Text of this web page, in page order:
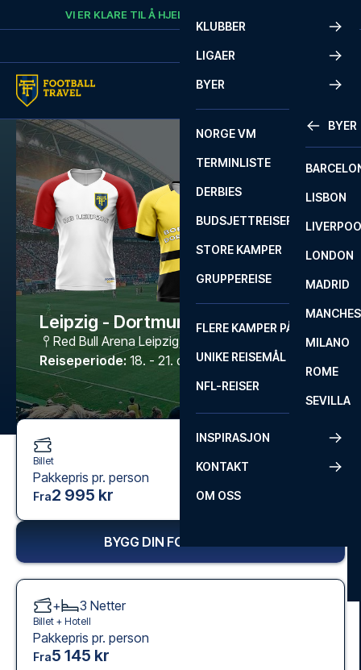
Skip to contentVI ER KLARE TIL Å HJELPE
KLUBBER
LIGAER
BYER
BYER
LISBON
LONDON
MADRID
MILANO
ROME
SEVILLA
NORGE VM
TERMINLISTE
DERBIES
BUDSJETTREISER
STORE KAMPER
GRUPPEREISE
FLERE KAMPER PÅ ÉN REISE
UNIKE REISEMÅL
NFL-REISER
INSPIRASJON
KONTAKT
OM OSS
Leipzig - Dortmund
Red Bull Arena Leipzig
Reiseperiode: 18. - 21. des. 2026
Billet
Pakkepris pr. person
Fra2 995 kr
BYGG DIN FOTBALLREISE
+ 3 Netter
Billet + Hotell
Pakkepris pr. person
Fra5 145 kr